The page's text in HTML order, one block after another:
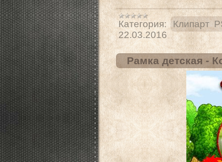
Категория:
Клипарт
22.03.2016
Рамка детская -